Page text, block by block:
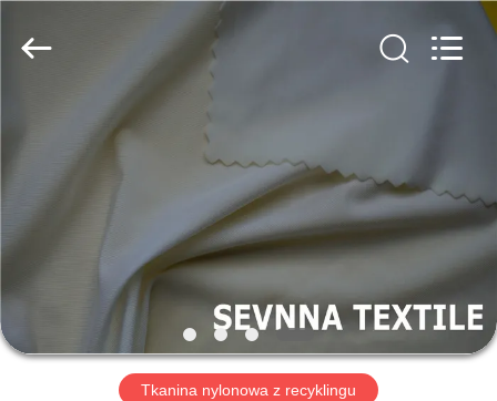
PRODUKTY
POKAZ
VR
O
TEXTILE.
Tkanina nylonowa z recyklingu